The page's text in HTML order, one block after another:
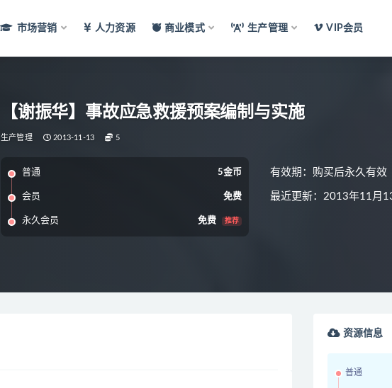
市场营销 人力资源 商业模式 生产管理 VIP会员
【谢振华】事故应急救援预案编制与实施
生产管理 2013-11-13 5
普通 5金币
会员 免费
永久会员 免费 推荐
有效期：购买后永久有效
最近更新：2013年11月
资源信息
普通